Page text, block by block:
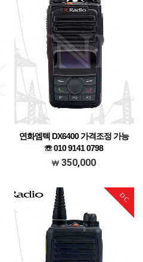
연화엠텍 DX6400 가격조정 가능
☏ 010 9141 0798
가격조정가능 문의주세요
350,000
DC